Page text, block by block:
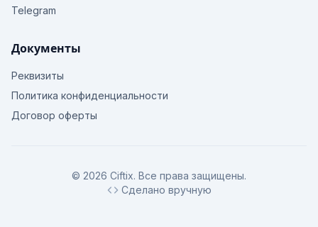
Telegram
Документы
Реквизиты
Политика конфиденциальности
Договор оферты
© 2026 Ciftix. Все права защищены.
Сделано вручную